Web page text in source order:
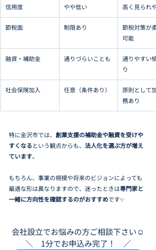
信用度 やや低い 高く見られや
節税面 制限あり
節税対策が柔
可能
融資・補助金 通りづらいことも
通りやすい傾
り
社会保険加入 任意（条件あり）
原則として加
務あり
特に金沢市では、 創業支援の補助金や融資を受けや
すくなるという観点からも、 法人化を選ぶ方が増え
ています。
もちろん、事業の規模や将来のビジョンによっても
最適な形は異なりますので、迷ったときは専門家と
一緒に方向性を確認するのがおすすめです✨
会社設立でお悩みの方ご相談下さい☺
＼　1分でお申込み完了！　／